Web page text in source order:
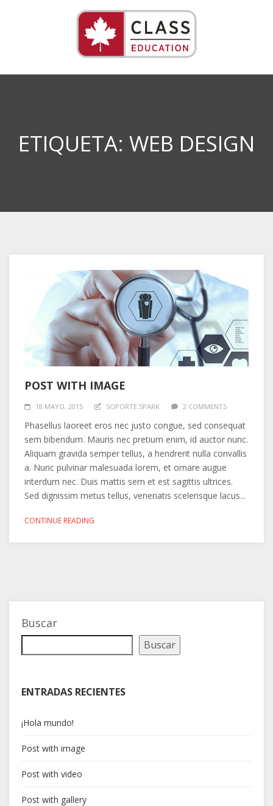
ETIQUETA: WEB DESIGN
POST WITH IMAGE
18 MAYO, 2015 SOPORTE.SPARK 2 COMMENTS
Phasellus laoreet eros nec justo congue, sed consequat
sem bibendum. Mauris nec pretium enim, id auctor nunc.
Aliquam gravida semper tellus, a hendrerit nulla convallis
a. Nunc pulvinar malesuada lorem, et ornare augue
interdum nec. Duis mattis sem et est sagittis ultrices.
Sed dignissim metus tellus, venenatis scelerisque lacus...
CONTINUE READING
Buscar
Buscar
ENTRADAS RECIENTES
¡Hola mundo!
Post with image
Post with video
Post with gallery